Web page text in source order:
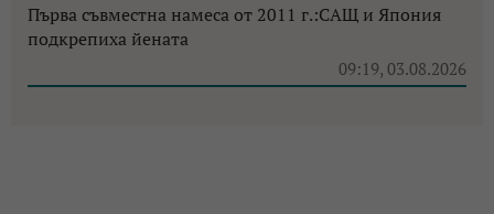
Първа съвместна намеса от 2011 г.:САЩ и Япония
подкрепиха йената
09:19, 03.08.2026